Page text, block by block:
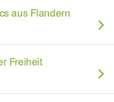
aus Flandern
Freiheit